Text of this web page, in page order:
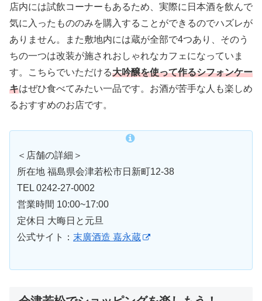
店内には試飲コーナーもあるため、実際に日本酒を飲んで
気に入ったもののみを購入することができるのでハズレが
ありません。また敷地内には蔵が全部で4つあり、そのう
ちの一つは改装が施されおしゃれなカフェになっていま
す。こちらでいただける大吟醸を使って作るシフォンケー
キはぜひ食べてみたい一品です。お酒が苦手な人も楽しめ
るおすすめのお店です。
＜店舗の詳細＞
所在地 福島県会津若松市日新町12-38
TEL 0242-27-0002
営業時間 10:00~17:00
定休日 大晦日と元旦
公式サイト： 末廣酒造 嘉永蔵